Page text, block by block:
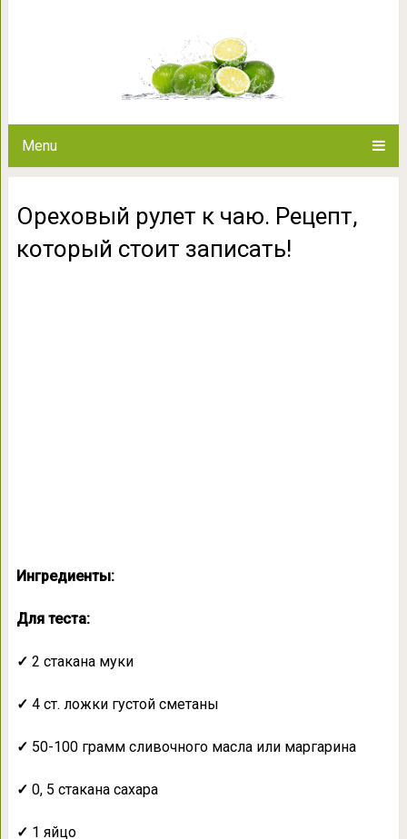
Menu
Ореховый рулет к чаю. Рецепт,
который стоит записать!
Ингредиенты:
Для теста:
✓ 2 стакана муки
✓ 4 ст. ложки густой сметаны
✓ 50-100 грамм сливочного масла или маргарина
✓ 0, 5 стакана сахара
✓ 1 яйцо